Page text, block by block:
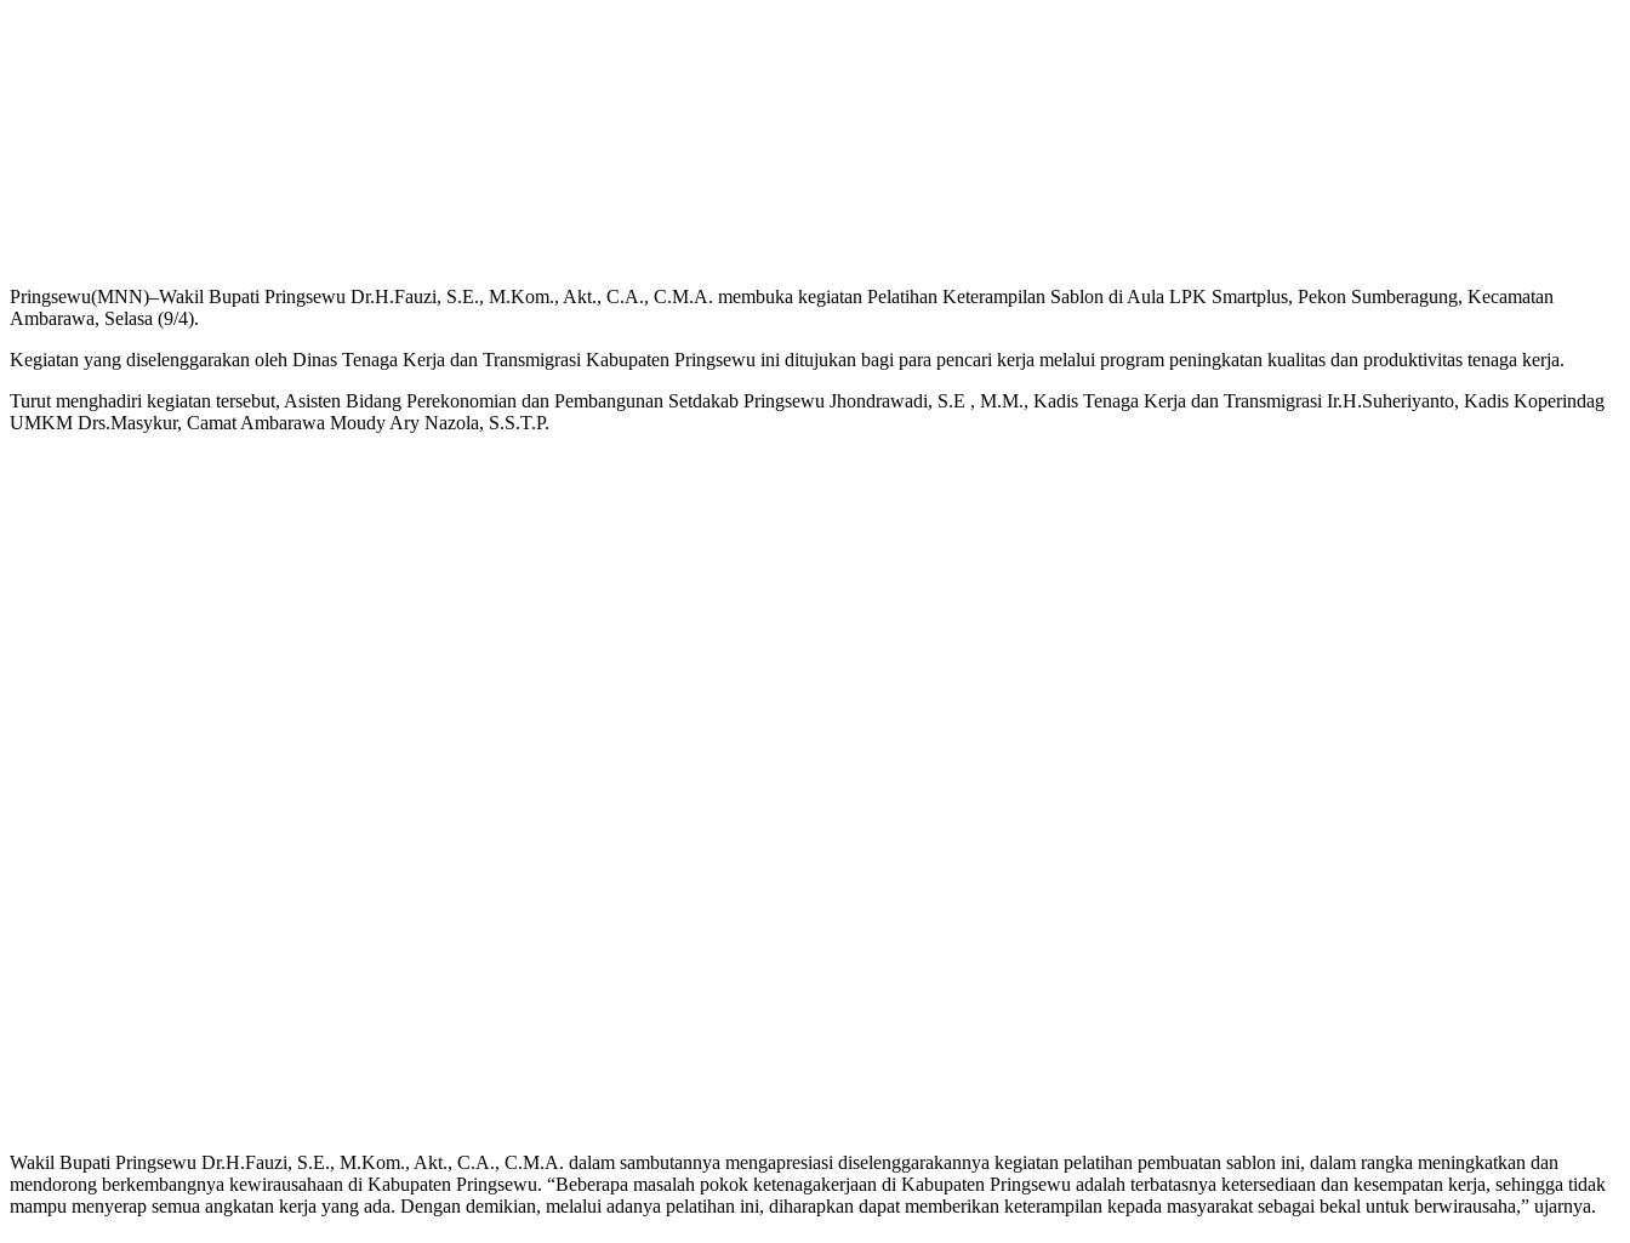
Pringsewu(MNN)–Wakil Bupati Pringsewu Dr.H.Fauzi, S.E., M.Kom., Akt., C.A., C.M.A. membuka kegiatan Pelatihan Keterampilan Sablon di Aula LPK Smartplus, Pekon Sumberagung, Kecamatan
Ambarawa, Selasa (9/4).
Kegiatan yang diselenggarakan oleh Dinas Tenaga Kerja dan Transmigrasi Kabupaten Pringsewu ini ditujukan bagi para pencari kerja melalui program peningkatan kualitas dan produktivitas tenaga kerja.
Turut menghadiri kegiatan tersebut, Asisten Bidang Perekonomian dan Pembangunan Setdakab Pringsewu Jhondrawadi, S.E , M.M., Kadis Tenaga Kerja dan Transmigrasi Ir.H.Suheriyanto, Kadis Koperindag
UMKM Drs.Masykur, Camat Ambarawa Moudy Ary Nazola, S.S.T.P.
Wakil Bupati Pringsewu Dr.H.Fauzi, S.E., M.Kom., Akt., C.A., C.M.A. dalam sambutannya mengapresiasi diselenggarakannya kegiatan pelatihan pembuatan sablon ini, dalam rangka meningkatkan dan
mendorong berkembangnya kewirausahaan di Kabupaten Pringsewu. “Beberapa masalah pokok ketenagakerjaan di Kabupaten Pringsewu adalah terbatasnya ketersediaan dan kesempatan kerja, sehingga tidak
mampu menyerap semua angkatan kerja yang ada. Dengan demikian, melalui adanya pelatihan ini, diharapkan dapat memberikan keterampilan kepada masyarakat sebagai bekal untuk berwirausaha,” ujarnya.